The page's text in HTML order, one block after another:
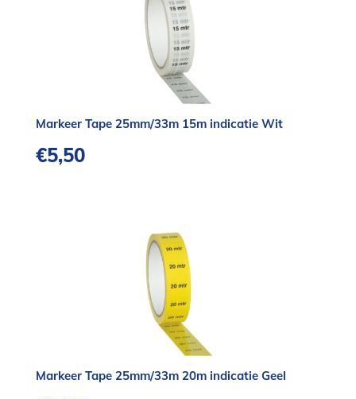
Markeer Tape 25mm/33m 15m indicatie Wit
€5,50
Markeer Tape 25mm/33m 20m indicatie Geel